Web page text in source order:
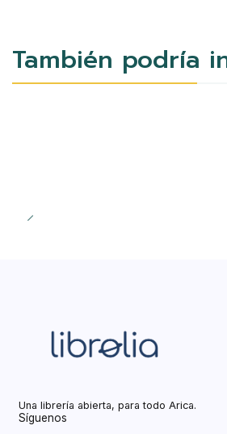
También podría
Una librería abierta, para todo Arica.
Síguenos